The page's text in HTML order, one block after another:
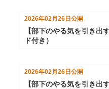
2026年02月26日 公開
【部下のやる気を引き出
ド付き）
2026年02月26日 公開
【部下のやる気を引き出